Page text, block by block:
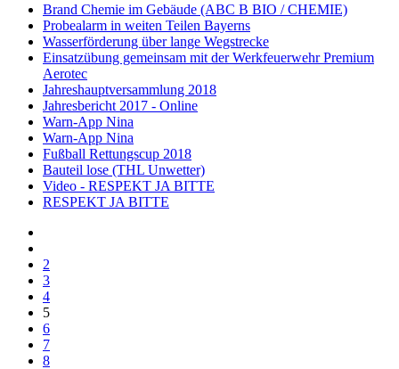
Brand Chemie im Gebäude (ABC B BIO / CHEMIE)
Probealarm in weiten Teilen Bayerns
Wasserförderung über lange Wegstrecke
Einsatzübung gemeinsam mit der Werkfeuerwehr Premium
Aerotec
Jahreshauptversammlung 2018
Jahresbericht 2017 - Online
Warn-App Nina
Warn-App Nina
Fußball Rettungscup 2018
Bauteil lose (THL Unwetter)
Video - RESPEKT JA BITTE
RESPEKT JA BITTE
2
3
4
5
6
7
8